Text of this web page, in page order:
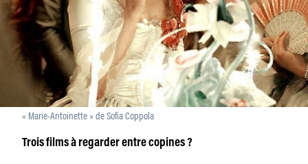
« Marie-Antoinette » de Sofia Coppola
Trois films à regarder entre copines ?